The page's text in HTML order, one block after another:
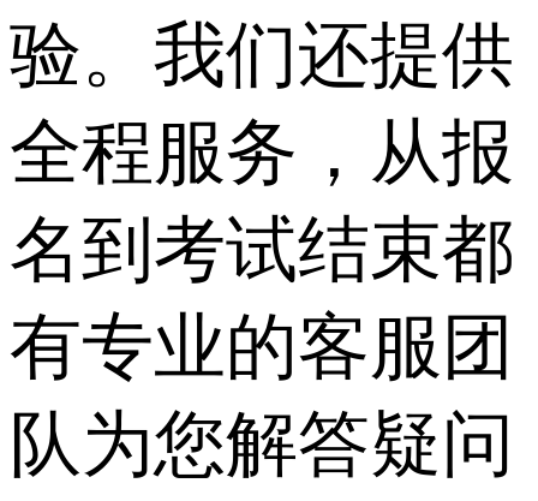
验。我们还提供
全程服务，从报
名到考试结束都
有专业的客服团
队为您解答疑问